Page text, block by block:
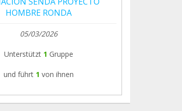
HOMBRE RONDA
05/03/2026
Unterstützt 1 Gruppe
und führt 1 von ihnen